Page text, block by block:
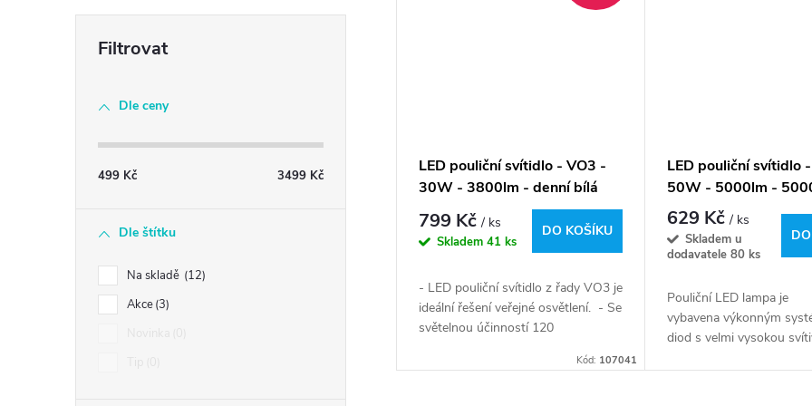
Dle ceny
499 Kč 3499 Kč
Dle štítku
Na skladě 12
Akce 3
LED pouliční svítidlo - VO3 -
30W - 3800lm - denní bílá
799 Kč/ ks
Skladem 41 ks
DO KOŠÍKU
- LED pouliční svítidlo z řady VO3 je
ideální řešení veřejné osvětlení. - Se
světelnou účinností 120
odolnost vůči...
Kód: 107041
LED pouliční svítidlo
50W - 5000lm -
629 Kč/ ks
Skladem u
dodavatele80 ks
Pouliční LED lampa je
vybavena výkonným
diod s velmi vysokou